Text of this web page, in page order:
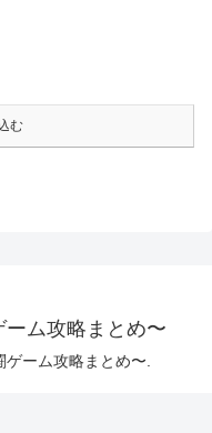
む
ム攻略まとめ〜
ーム攻略まとめ〜.